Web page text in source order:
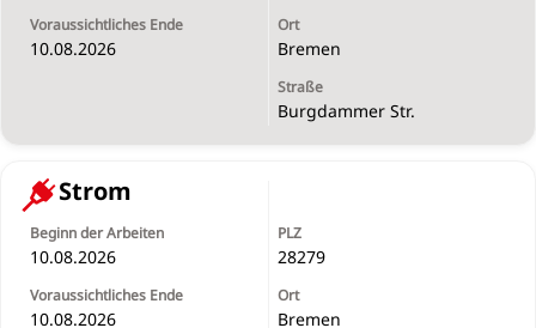
10.08.2026 Bremen
Burgdammer Str.
Strom
10.08.2026
10.08.2026
28279
Bremen